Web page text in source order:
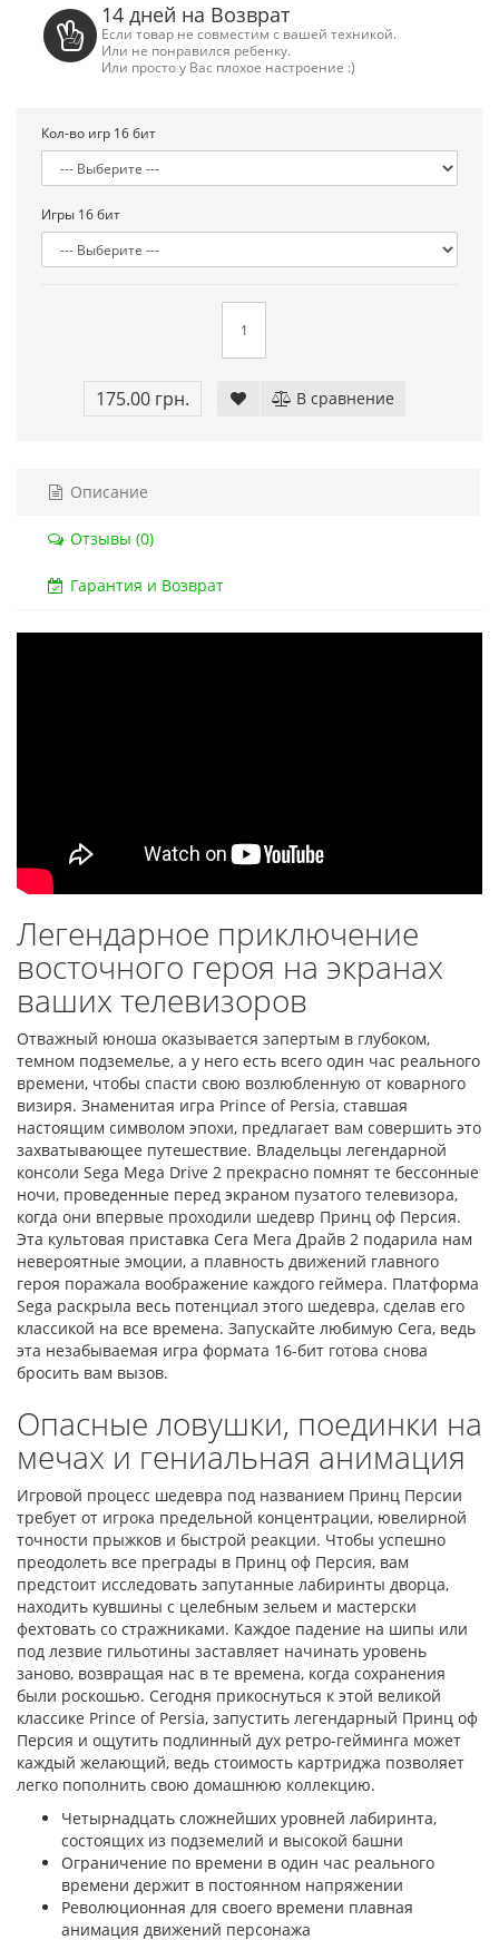
1 250.00 грн.
79 отзывов
2 445.00 грн.
14 дней на Возврат
Если товар не совместим с вашей техникой.
Или не понравился ребенку.
Или просто у Вас плохое настроение :)
Кол-во игр 16 бит
Игры 16 бит
175.00 грн. В сравнение
Описание
Отзывы (0)
Гарантия и Возврат
Легендарное приключение
восточного героя на экранах
ваших телевизоров
Отважный юноша оказывается запертым в глубоком,
темном подземелье, а у него есть всего один час реального
времени, чтобы спасти свою возлюбленную от коварного
визиря. Знаменитая игра Prince of Persia, ставшая
настоящим символом эпохи, предлагает вам совершить это
захватывающее путешествие. Владельцы легендарной
консоли Sega Mega Drive 2 прекрасно помнят те бессонные
ночи, проведенные перед экраном пузатого телевизора,
когда они впервые проходили шедевр Принц оф Персия.
Эта культовая приставка Сега Мега Драйв 2 подарила нам
невероятные эмоции, а плавность движений главного
героя поражала воображение каждого геймера. Платформа
Sega раскрыла весь потенциал этого шедевра, сделав его
классикой на все времена. Запускайте любимую Сега, ведь
эта незабываемая игра формата 16-бит готова снова
бросить вам вызов.
Опасные ловушки, поединки на
мечах и гениальная анимация
Игровой процесс шедевра под названием Принц Персии
требует от игрока предельной концентрации, ювелирной
точности прыжков и быстрой реакции. Чтобы успешно
преодолеть все преграды в Принц оф Персия, вам
предстоит исследовать запутанные лабиринты дворца,
находить кувшины с целебным зельем и мастерски
фехтовать со стражниками. Каждое падение на шипы или
под лезвие гильотины заставляет начинать уровень
заново, возвращая нас в те времена, когда сохранения
были роскошью. Сегодня прикоснуться к этой великой
классике Prince of Persia, запустить легендарный Принц оф
Персия и ощутить подлинный дух ретро-гейминга может
каждый желающий, ведь стоимость картриджа позволяет
легко пополнить свою домашнюю коллекцию.
Четырнадцать сложнейших уровней лабиринта,
состоящих из подземелий и высокой башни
Ограничение по времени в один час реального
времени держит в постоянном напряжении
Революционная для своего времени плавная
анимация движений персонажа